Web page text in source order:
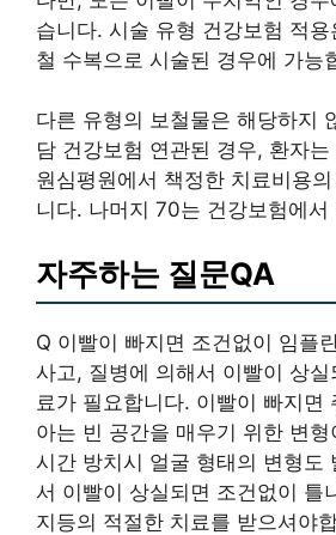
습니다. 시술 유형 건강보험 적용
철 수복으로 시술된 경우에 가능
다른 유형의 보철물은 해당하지
담 건강보험 연관된 경우, 환자
원심평원에서 책정한 치료비용
니다. 나머지 70는 건강보험에서
자주하는 질문QA
Q 이빨이 빠지면 조건없이 임플
사고, 질병에 의해서 이빨이 상
료가 필요합니다. 이빨이 빠지면
아는 빈 공간을 매우기 위한 변
시간 방치시 얼굴 형태의 변형도
서 이빨이 상실되면 조건없이 틀
지등의 적절한 치료를 받으셔야